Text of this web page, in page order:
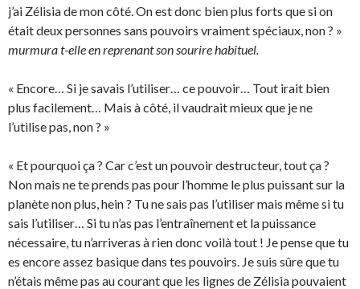
j’ai Zélisia de mon côté. On est donc bien plus forts que si on
était deux personnes sans pouvoirs vraiment spéciaux, non ? »
murmura t-elle en reprenant son sourire habituel.
« Encore… Si je savais l’utiliser… ce pouvoir… Tout irait bien
plus facilement… Mais à côté, il vaudrait mieux que je ne
l’utilise pas, non ? »
« Et pourquoi ça ? Car c’est un pouvoir destructeur, tout ça ?
Non mais ne te prends pas pour l’homme le plus puissant sur la
planète non plus, hein ? Tu ne sais pas l’utiliser mais même si tu
sais l’utiliser… Si tu n’as pas l’entraînement et la puissance
nécessaire, tu n’arriveras à rien donc voilà tout ! Je pense que tu
es encore assez basique dans tes pouvoirs. Je suis sûre que tu
n’étais même pas au courant que les lignes de Zélisia pouvaient